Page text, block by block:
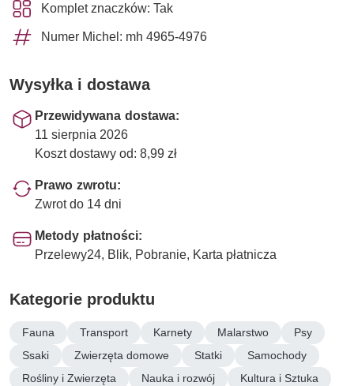
Komplet znaczków: Tak
Numer Michel: mh 4965-4976
Wysyłka i dostawa
Przewidywana dostawa:
11 sierpnia 2026
Koszt dostawy od: 8,99 zł
Prawo zwrotu:
Zwrot do 14 dni
Metody płatności:
Przelewy24, Blik, Pobranie, Karta płatnicza
Kategorie produktu
Fauna Transport Karnety Malarstwo
Psy
Ssaki
Zwierzęta domowe Statki
Samochody
Rośliny i Zwierzęta
Nauka i rozwój
Kultura i Sztuka